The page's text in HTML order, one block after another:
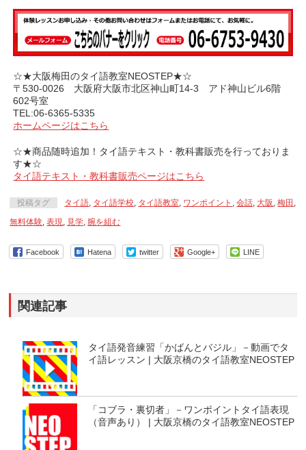
☆★大阪梅田のタイ語教室NEOSTEP★☆
〒530-0026 大阪府大阪市北区神山町14-3 アド神山ビル6階
602号室
TEL:06-6365-5335
ホームページはこちら
☆★商品随時追加！タイ語テキスト・教科書販売を行っておりま
す★☆
タイ語テキスト・教科書販売ページはこちら
投稿タグ タイ語 タイ語学校 タイ語教室 ワンポイント ,会話 大阪 ,梅田
無料体験 ,表現 見学 腕を組む
Facebook Hatena twitter Google+ LINE
関連記事
タイ語発音練習「かばんとバジル」－動画でタ
イ語レッスン | 大阪京橋のタイ語教室NEOSTEP
「コブラ・裏切者」－ワンポイントタイ語表現
（音声あり） | 大阪京橋のタイ語教室NEOSTEP